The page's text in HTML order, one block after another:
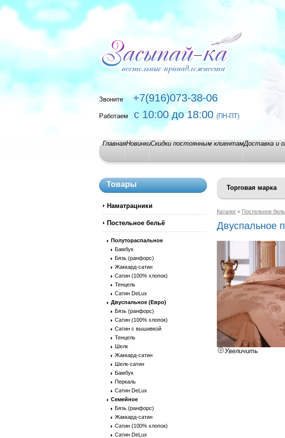
Звоните+7(916)073-38-06
Работаем с 10:00 до 18:00 (ПН-ПТ)
ГлавнаяНовинкиСкидки постоянным клиентамДоставка и
Товары
Наматрацники
Постельное бельё
Полутораспальное
Бамбук
Бязь (ранфорс)
Жаккард-сатин
Сатин (100% хлопок)
Тенцель
Сатин DeLux
Двуспальное (Евро)
Бязь (ранфорс)
Сатин (100% хлопок)
Сатин с вышивкой
Тенцель
Шелк
Жаккард-сатин
Шелк-сатин
Бамбук
Перкаль
Сатин DeLux
Семейное
Бязь (ранфорс)
Жаккард-сатин
Сатин (100% хлопок)
Сатин DeLux
Торговая марка
Каталог » Постельное
Двуcпальное
Увеличить